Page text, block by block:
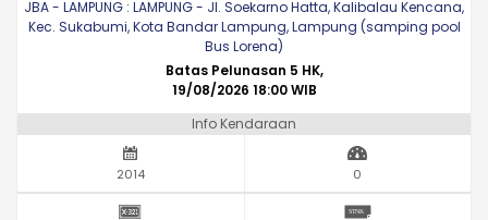
JBA - LAMPUNG : LAMPUNG - Jl. Soekarno Hatta, Kalibalau Kencana,
Kec. Sukabumi, Kota Bandar Lampung, Lampung (samping pool
Bus Lorena)
Batas Pelunasan 5 HK,
19/08/2026 18:00 WIB
Info Kendaraan
2014 0